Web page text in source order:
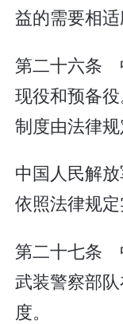
益的需要相适
第二十六条
现役和预备
制度由法律规
中国人民解
依照法律规定
第二十七条
武装警察部
度。